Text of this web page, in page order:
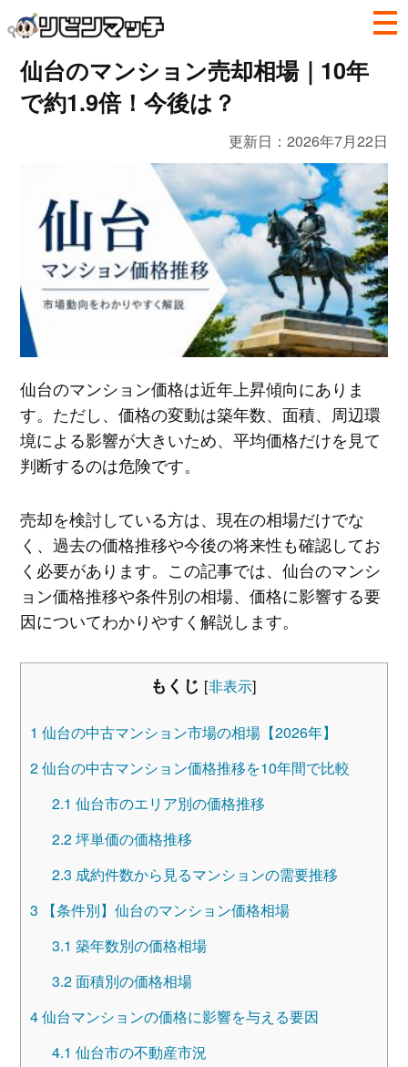
仙台のマンション売却相場｜10年
で約1.9倍！今後は？
更新日：2026年7月22日
仙台のマンション価格は近年上昇傾向にありま
す。ただし、価格の変動は築年数、面積、周辺環
境による影響が大きいため、平均価格だけを見て
判断するのは危険です。
売却を検討している方は、現在の相場だけでな
く、過去の価格推移や今後の将来性も確認してお
く必要があります。この記事では、仙台のマンシ
ョン価格推移や条件別の相場、価格に影響する要
因についてわかりやすく解説します。
もくじ [非表示]
1 仙台の中古マンション市場の相場【2026年】
2仙台の中古マンション価格推移を10年間で比較
2.1 仙台市のエリア別の価格推移
2.2坪単価の価格推移
2.3 成約件数から見るマンションの需要推移
3 【条件別】仙台のマンション価格相場
3.1 築年数別の価格相場
3.2面積別の価格相場
4仙台マンションの価格に影響を与える要因
4.1 仙台市の不動産市況